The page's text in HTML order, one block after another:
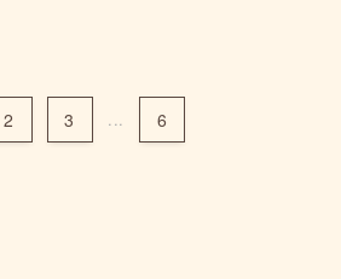
2 3 ... 6